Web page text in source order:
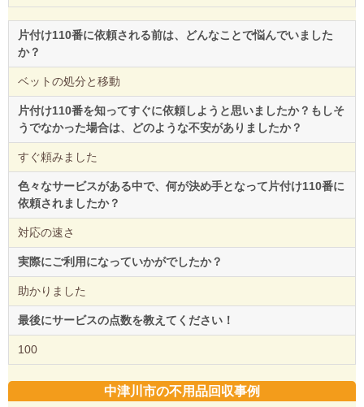
片付け110番に依頼される前は、どんなことで悩んでいました
か？
ベットの処分と移動
片付け110番を知ってすぐに依頼しようと思いましたか？もしそ
うでなかった場合は、どのような不安がありましたか？
すぐ頼みました
色々なサービスがある中で、何が決め手となって片付け110番に
依頼されましたか？
対応の速さ
実際にご利用になっていかがでしたか？
助かりました
最後にサービスの点数を教えてください！
100
中津川市の不用品回収事例